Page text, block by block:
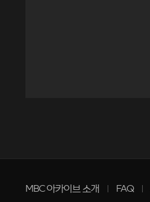
MBC 아카이브 소개 FAQ